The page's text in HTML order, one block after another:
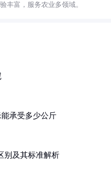
丰富，服务农业多领域。
承受多少公斤
别及其标准解析